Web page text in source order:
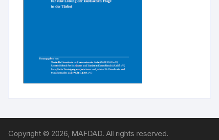
Copyright © 2026, MAFDAD. All rights reserved.